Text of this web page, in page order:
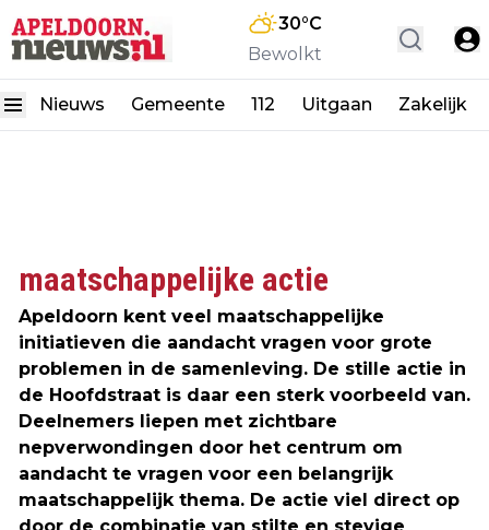
30°C
Bewolkt
Nieuws Gemeente 112 Uitgaan Zakelijk
maatschappelijke actie
Apeldoorn kent veel maatschappelijke
initiatieven die aandacht vragen voor grote
problemen in de samenleving. De stille actie in
de Hoofdstraat is daar een sterk voorbeeld van.
Deelnemers liepen met zichtbare
nepverwondingen door het centrum om
aandacht te vragen voor een belangrijk
maatschappelijk thema. De actie viel direct op